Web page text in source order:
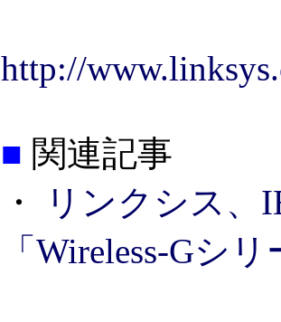
http://
■ 関連記事
・
リンクシス、
「Wireless-Gシ